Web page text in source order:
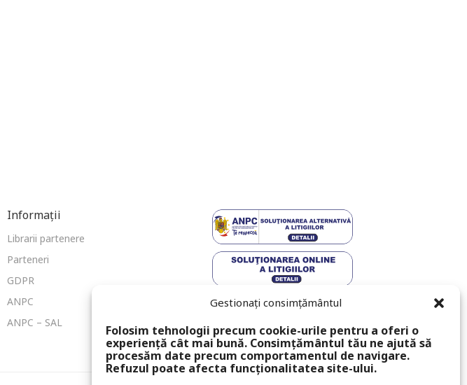
Gestionați consimțământul
Folosim tehnologii precum cookie-urile pentru a oferi o
experiență cât mai bună. Consimțământul tău ne ajută să
procesăm date precum comportamentul de navigare.
Refuzul poate afecta funcționalitatea site-ului.
Informații
Librarii partenere
Parteneri
GDPR
ANPC
ANPC – SAL